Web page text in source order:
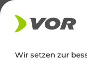
AKTUELLES
Wir setzen zur